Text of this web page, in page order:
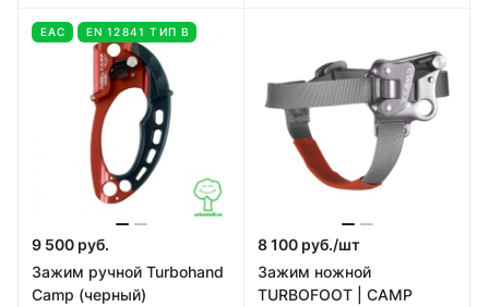
EAC EN 12841 ТИП В
9 500 руб.
Зажим ручной Turbohand
Camp (черный)
8 100 руб./шт
Зажим ножной
TURBOFOOT | CAMP